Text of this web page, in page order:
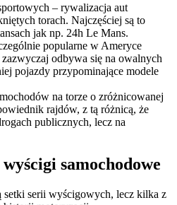
– rywalizacja aut
torach. Najczęściej są to
jak np. 24h Le Mans.
popularne w Ameryce
odbywa się na owalnych
pojazdy przypominające modele
na torze o zróżnicowanej
rajdów, z tą różnicą, że
publicznych, lecz na
samochodowe
setki serii wyścigowych, lecz kilka z